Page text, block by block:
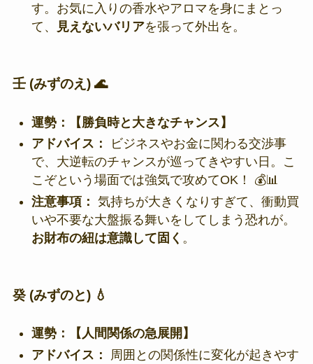
す。お気に入りの香水やアロマを身にまとっ
て、
見えないバリアを張って外出を。
壬 (みずのえ) 🌊
運勢：【勝負時と大きなチャンス】
アドバイス：
ビジネスやお金に関わる交渉事
で、大逆転のチャンスが巡ってきやすい日。こ
こぞという場面では強気で攻めてOK！ 💰📊
注意事項： 気持ちが大きくなりすぎて、衝動買
いや不要な大盤振る舞いをしてしまう恐れが。
お財布の紐は意識して固く 。
癸 (みずのと) 💧
運勢：【人間関係の急展開】
アドバイス：
周囲との関係性に変化が起きやす